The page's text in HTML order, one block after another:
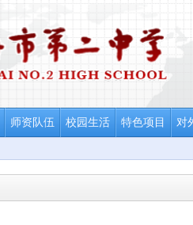
师资队伍 校园生活 特色项目 对